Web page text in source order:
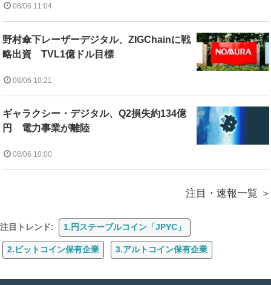
08/06 11:04
野村傘下レーザーデジタル、ZIGChainに戦
略出資 TVL1億ドル目標
08/06 10:21
ギャラクシー・デジタル、Q2損失約134億
円 電力事業が離陸
08/06 10:00
注目・速報一覧
注目トレンド: 1.円ステーブルコイン「JPYC」
2.ビットコイン保有企業 3.アルトコイン保有企業